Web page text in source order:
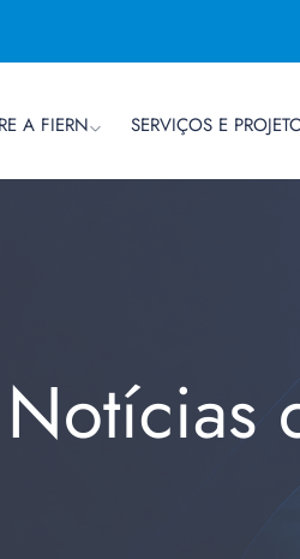
A FIERN SERVIÇOS E
Notícias